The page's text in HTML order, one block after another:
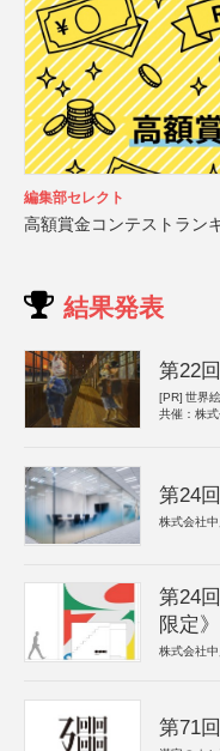
編集部セレクト
高額賞金コンテストラン
結果発表
第22
[PR] 世界
共催：株
第24
株式会社
第24
限定》
株式会社
第71